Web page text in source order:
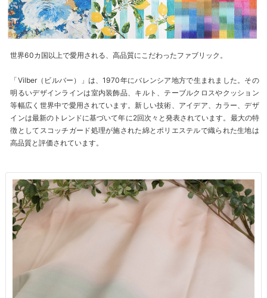
世界60カ国以上で愛用される、高品質にこだわったファブリック。
「Vilber（ビルバー）」は、1970年にバレンシア地方で生まれました。その
明るいデザインラインは室内装飾品、キルト、テーブルクロスやクッション
等幅広く世界中で愛用されています。新しい技術、アイデア、カラー、デザ
インは最新のトレンドに基づいて年に2回次々と発表されています。最大の特
徴としてスコッチガード処理が施された綿とポリエステルで織られた生地は
高品質と評価されています。